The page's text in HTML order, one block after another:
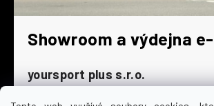
Showroom a výdejna
yoursport plus s.r.o.
Dyjská 845/4